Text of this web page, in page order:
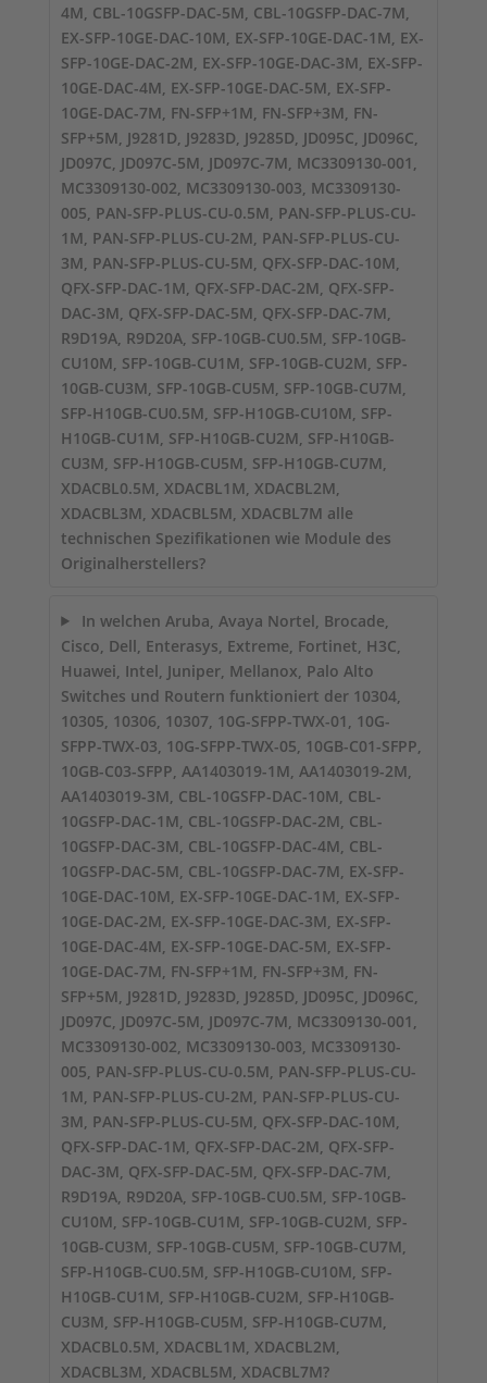
4M, CBL-10GSFP-DAC-5M, CBL-10GSFP-DAC-7M,
EX-SFP-10GE-DAC-10M, EX-SFP-10GE-DAC-1M, EX-
SFP-10GE-DAC-2M, EX-SFP-10GE-DAC-3M, EX-SFP-
10GE-DAC-4M, EX-SFP-10GE-DAC-5M, EX-SFP-
10GE-DAC-7M, FN-SFP+1M, FN-SFP+3M, FN-
SFP+5M, J9281D, J9283D, J9285D, JD095C, JD096C,
JD097C, JD097C-5M, JD097C-7M, MC3309130-001,
MC3309130-002, MC3309130-003, MC3309130-
005, PAN-SFP-PLUS-CU-0.5M, PAN-SFP-PLUS-CU-
1M, PAN-SFP-PLUS-CU-2M, PAN-SFP-PLUS-CU-
3M, PAN-SFP-PLUS-CU-5M, QFX-SFP-DAC-10M,
QFX-SFP-DAC-1M, QFX-SFP-DAC-2M, QFX-SFP-
DAC-3M, QFX-SFP-DAC-5M, QFX-SFP-DAC-7M,
R9D19A, R9D20A, SFP-10GB-CU0.5M, SFP-10GB-
CU10M, SFP-10GB-CU1M, SFP-10GB-CU2M, SFP-
10GB-CU3M, SFP-10GB-CU5M, SFP-10GB-CU7M,
SFP-H10GB-CU0.5M, SFP-H10GB-CU10M, SFP-
H10GB-CU1M, SFP-H10GB-CU2M, SFP-H10GB-
CU3M, SFP-H10GB-CU5M, SFP-H10GB-CU7M,
XDACBL0.5M, XDACBL1M, XDACBL2M,
XDACBL3M, XDACBL5M, XDACBL7M alle
technischen Spezifikationen wie Module des
Originalherstellers?
In welchen Aruba, Avaya Nortel, Brocade,
Cisco, Dell, Enterasys, Extreme, Fortinet, H3C,
Huawei, Intel, Juniper, Mellanox, Palo Alto
Switches und Routern funktioniert der 10304,
10305, 10306, 10307, 10G-SFPP-TWX-01, 10G-
SFPP-TWX-03, 10G-SFPP-TWX-05, 10GB-C01-SFPP,
10GB-C03-SFPP, AA1403019-1M, AA1403019-2M,
AA1403019-3M, CBL-10GSFP-DAC-10M, CBL-
10GSFP-DAC-1M, CBL-10GSFP-DAC-2M, CBL-
10GSFP-DAC-3M, CBL-10GSFP-DAC-4M, CBL-
10GSFP-DAC-5M, CBL-10GSFP-DAC-7M, EX-SFP-
10GE-DAC-10M, EX-SFP-10GE-DAC-1M, EX-SFP-
10GE-DAC-2M, EX-SFP-10GE-DAC-3M, EX-SFP-
10GE-DAC-4M, EX-SFP-10GE-DAC-5M, EX-SFP-
10GE-DAC-7M, FN-SFP+1M, FN-SFP+3M, FN-
SFP+5M, J9281D, J9283D, J9285D, JD095C, JD096C,
JD097C, JD097C-5M, JD097C-7M, MC3309130-001,
MC3309130-002, MC3309130-003, MC3309130-
005, PAN-SFP-PLUS-CU-0.5M, PAN-SFP-PLUS-CU-
1M, PAN-SFP-PLUS-CU-2M, PAN-SFP-PLUS-CU-
3M, PAN-SFP-PLUS-CU-5M, QFX-SFP-DAC-10M,
QFX-SFP-DAC-1M, QFX-SFP-DAC-2M, QFX-SFP-
DAC-3M, QFX-SFP-DAC-5M, QFX-SFP-DAC-7M,
R9D19A, R9D20A, SFP-10GB-CU0.5M, SFP-10GB-
CU10M, SFP-10GB-CU1M, SFP-10GB-CU2M, SFP-
10GB-CU3M, SFP-10GB-CU5M, SFP-10GB-CU7M,
SFP-H10GB-CU0.5M, SFP-H10GB-CU10M, SFP-
H10GB-CU1M, SFP-H10GB-CU2M, SFP-H10GB-
CU3M, SFP-H10GB-CU5M, SFP-H10GB-CU7M,
XDACBL0.5M, XDACBL1M, XDACBL2M,
XDACBL3M, XDACBL5M, XDACBL7M?